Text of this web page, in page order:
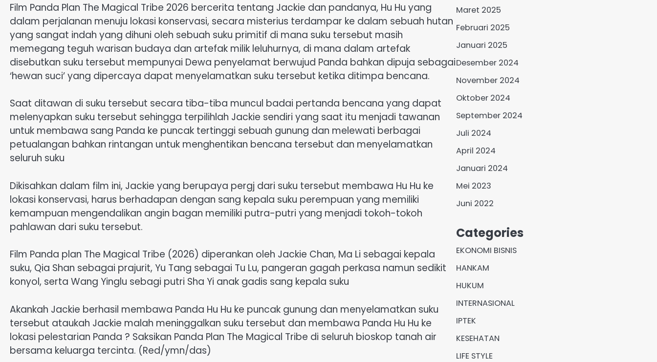
Film Panda Plan The Magical Tribe 2026 bercerita tentang Jackie dan pandanya, Hu Hu yang
dalam perjalanan menuju lokasi konservasi, secara misterius terdampar ke dalam sebuah hutan
yang sangat indah yang dihuni oleh sebuah suku primitif di mana suku tersebut masih
memegang teguh warisan budaya dan artefak milik leluhurnya, di mana dalam artefak
disebutkan suku tersebut mempunyai Dewa penyelamat berwujud Panda bahkan dipuja sebagai
‘hewan suci’ yang dipercaya dapat menyelamatkan suku tersebut ketika ditimpa bencana.
Saat ditawan di suku tersebut secara tiba-tiba muncul badai pertanda bencana yang dapat
melenyapkan suku tersebut sehingga terpilihlah Jackie sendiri yang saat itu menjadi tawanan
untuk membawa sang Panda ke puncak tertinggi sebuah gunung dan melewati berbagai
petualangan bahkan rintangan untuk menghentikan bencana tersebut dan menyelamatkan
seluruh suku
Dikisahkan dalam film ini, Jackie yang berupaya pergj dari suku tersebut membawa Hu Hu ke
lokasi konservasi, harus berhadapan dengan sang kepala suku perempuan yang memiliki
kemampuan mengendalikan angin bagan memiliki putra-putri yang menjadi tokoh-tokoh
pahlawan dari suku tersebut.
Film Panda plan The Magical Tribe (2026) diperankan oleh Jackie Chan, Ma Li sebagai kepala
suku, Qia Shan sebagai prajurit, Yu Tang sebagai Tu Lu, pangeran gagah perkasa namun sedikit
konyol, serta Wang Yinglu sebagi putri Sha Yi anak gadis sang kepala suku
Akankah Jackie berhasil membawa Panda Hu Hu ke puncak gunung dan menyelamatkan suku
tersebut ataukah Jackie malah meninggalkan suku tersebut dan membawa Panda Hu Hu ke
lokasi pelestarian Panda ? Saksikan Panda Plan The Magical Tribe di seluruh bioskop tanah air
bersama keluarga tercinta. (Red/ymn/das)
Maret 2025
Februari 2025
Januari 2025
Desember 2024
November 2024
Oktober 2024
September 2024
Juli 2024
April 2024
Januari 2024
Mei 2023
Juni 2022
Categories
EKONOMI BISNIS
HANKAM
HUKUM
INTERNASIONAL
IPTEK
KESEHATAN
LIFE STYLE